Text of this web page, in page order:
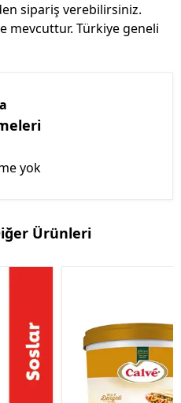
sipariş verebilirsiniz.
mevcuttur. Türkiye geneli
yok
Ürünleri